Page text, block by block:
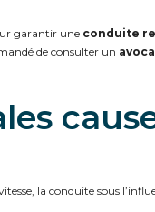
garantir une conduite
de consulter un
la conduite sous